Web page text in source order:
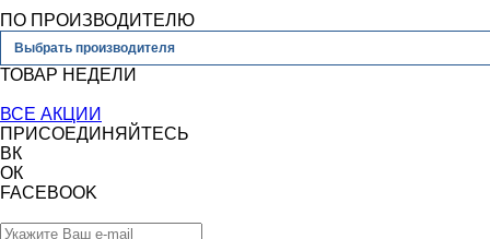
ПО ПРОИЗВОДИТЕЛЮ
Выбрать производителя
ТОВАР НЕДЕЛИ
ВСЕ АКЦИИ
ПРИСОЕДИНЯЙТЕСЬ
ВК
ОК
FACEBOOK